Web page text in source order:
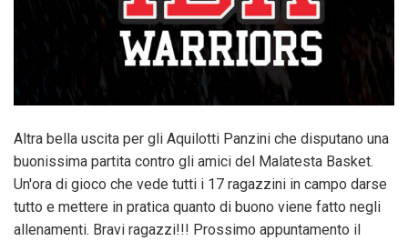
Altra bella uscita per gli Aquilotti Panzini che disputano una
buonissima partita contro gli amici del Malatesta Basket.
Un'ora di gioco che vede tutti i 17 ragazzini in campo darse
tutto e mettere in pratica quanto di buono viene fatto negli
allenamenti. Bravi ragazzi!!! Prossimo appuntamento il